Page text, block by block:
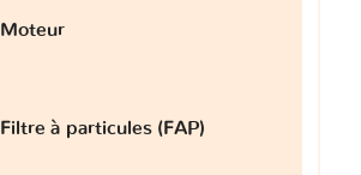
Moteur
Filtre à particules (FAP)